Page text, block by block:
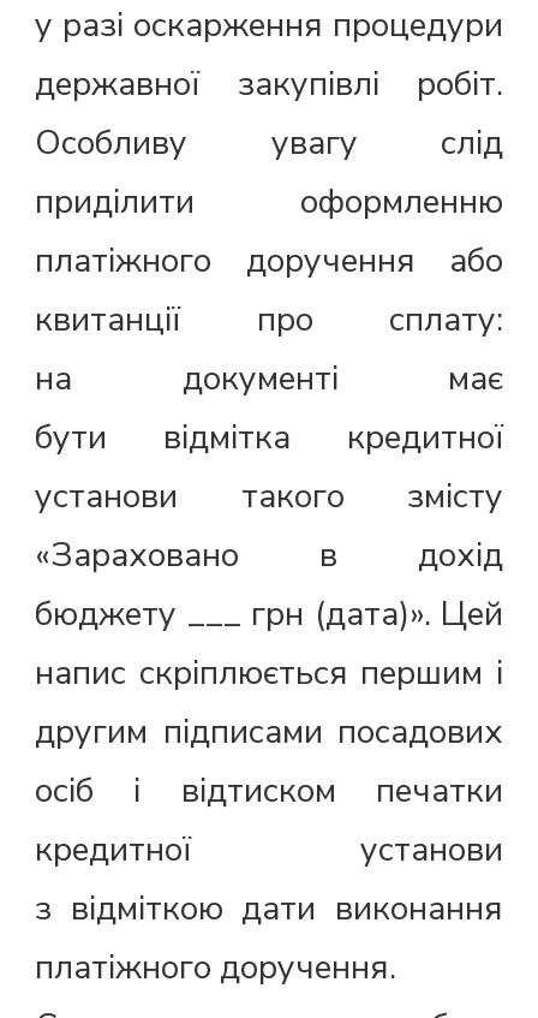
у разі оскарження процедури
державної закупівлі робіт.
Особливу увагу слід
приділити оформленню
платіжного доручення або
квитанції про сплату:
на документі має
бути відмітка кредитної
установи такого змісту
«Зараховано в дохід
бюджету ___ грн (дата)». Цей
напис скріплюється першим і
другим підписами посадових
осіб і відтиском печатки
кредитної установи
з відміткою дати виконання
платіжного доручення.